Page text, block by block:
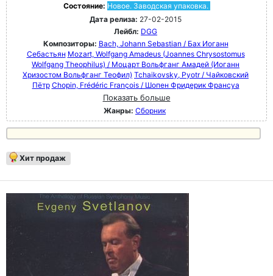
Состояние: Новое. Заводская упаковка.
Дата релиза: 27-02-2015
Лейбл: DGG
Композиторы: Bach, Johann Sebastian / Бах Иоганн
Себастьян Mozart, Wolfgang Amadeus (Joannes Chrysostomus
Wolfgang Theophilus) / Моцарт Вольфганг Амадей (Иоганн
Хризостом Вольфганг Теофил) Tchaikovsky, Pyotr / Чайковский
Пётр Chopin, Frédéric François / Шопен Фридерик Франсуа
Показать больше
Жанры: Сборник
Хит продаж